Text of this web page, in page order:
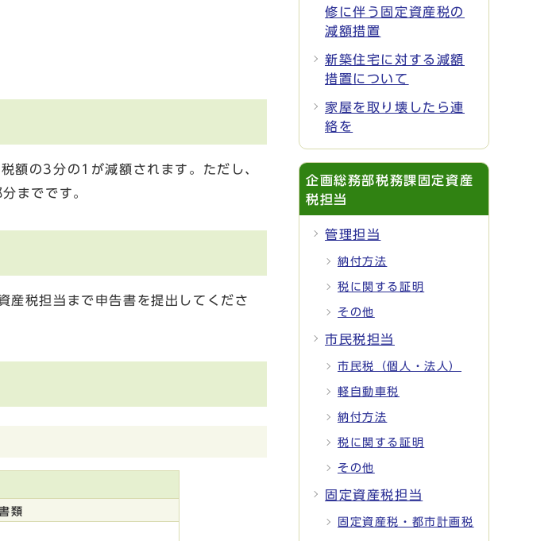
額の3分の1が減額されます。ただし、
までです。
産税担当まで申告書を提出してくださ
類
修に伴う固定資産税の
減額措置
新築住宅に対する減額
措置について
家屋を取り壊したら連
絡を
企画総務部税務課固定資産
税担当
管理担当
納付方法
税に関する証明
その他
市民税担当
市民税（個人・法人）
軽自動車税
納付方法
税に関する証明
その他
固定資産税担当
固定資産税・都市計画税